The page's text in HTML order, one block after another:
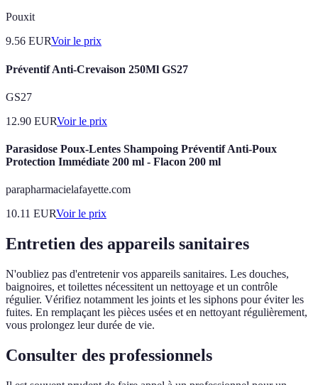
Pouxit
9.56 EURVoir le prix
Préventif Anti-Crevaison 250Ml GS27
GS27
12.90 EURVoir le prix
Parasidose Poux-Lentes Shampoing Préventif Anti-Poux
Protection Immédiate 200 ml - Flacon 200 ml
parapharmacielafayette.com
10.11 EURVoir le prix
Entretien des appareils sanitaires
N'oubliez pas d'entretenir vos appareils sanitaires. Les douches,
baignoires, et toilettes nécessitent un nettoyage et un contrôle
régulier. Vérifiez notamment les joints et les siphons pour éviter les
fuites. En remplaçant les pièces usées et en nettoyant régulièrement,
vous prolongez leur durée de vie.
Consulter des professionnels